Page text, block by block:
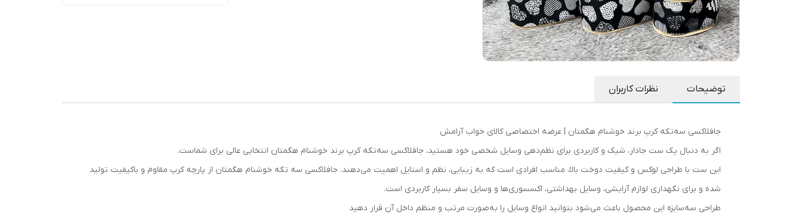
توضیحات نظرات کاربران
جافلاکسی سه‌تکه کرپ برند خوشنام هگمتان | عرضه اختصاصی کالای خواب آرامش
اگر به دنبال یک ست جادار، شیک و کاربردی برای نظم‌دهی وسایل شخصی خود هستید، جافلاکسی سه‌تکه کرپ برند خوشنام هگمتان انتخابی عالی برای شماست.
این ست با طراحی لوکس و کیفیت دوخت بالا، مناسب افرادی است که به زیبایی، نظم و استایل اهمیت می‌دهند. جافلاکسی سه‌ تکه خوشنام هگمتان از پارچه کرپ مقاوم و باکیفیت تولید
شده و برای نگهداری لوازم آرایشی، وسایل بهداشتی، اکسسوری‌ها و وسایل سفر بسیار کاربردی است.
طراحی سه‌سایزه این محصول باعث می‌شود بتوانید انواع وسایل را به‌صورت مرتب و منظم داخل آن قرار دهید